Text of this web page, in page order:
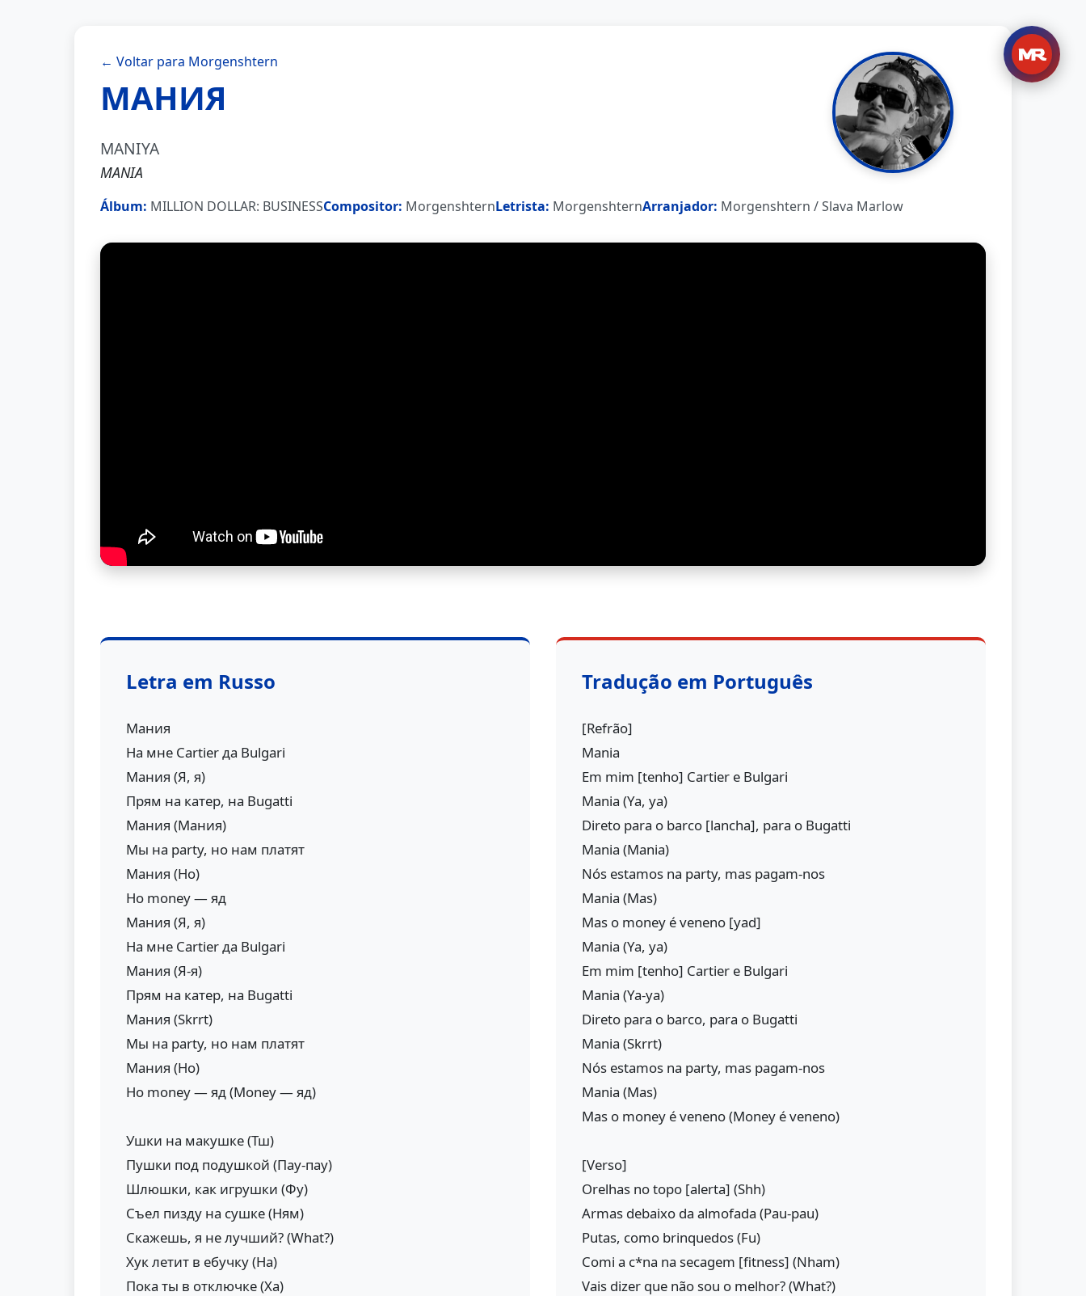
← Voltar para Morgenshtern
МАНИЯ
MANIYA
MANIA
Álbum: MILLION DOLLAR: BUSINESSCompositor: MorgenshternLetrista: MorgenshternArranjador: Morgenshtern / Slava Marlow
Letra em Russo
Мания
На мне Cartier да Bulgari
Мания (Я, я)
Прям на катер, на Bugatti
Мания (Мания)
Мы на party, но нам платят
Мания (Но)
Но money — яд
Мания (Я, я)
На мне Cartier да Bulgari
Мания (Я-я)
Прям на катер, на Bugatti
Мания (Skrrt)
Мы на party, но нам платят
Мания (Но)
Но money — яд (Money — яд)
Ушки на макушке (Тш)
Пушки под подушкой (Пау-пау)
Шлюшки, как игрушки (Фу)
Съел пизду на сушке (Ням)
Скажешь, я не лучший? (What?)
Хук летит в ебучку (На)
Пока ты в отключке (Ха)
Tradução em Português
[Refrão]
Mania
Em mim [tenho] Cartier e Bulgari
Mania (Ya, ya)
Direto para o barco [lancha], para o Bugatti
Mania (Mania)
Nós estamos na party, mas pagam-nos
Mania (Mas)
Mas o money é veneno [yad]
Mania (Ya, ya)
Em mim [tenho] Cartier e Bulgari
Mania (Ya-ya)
Direto para o barco, para o Bugatti
Mania (Skrrt)
Nós estamos na party, mas pagam-nos
Mania (Mas)
Mas o money é veneno (Money é veneno)
[Verso]
Orelhas no topo [alerta] (Shh)
Armas debaixo da almofada (Pau-pau)
Putas, como brinquedos (Fu)
Comi a c*na na secagem [fitness] (Nham)
Vais dizer que não sou o melhor? (What?)